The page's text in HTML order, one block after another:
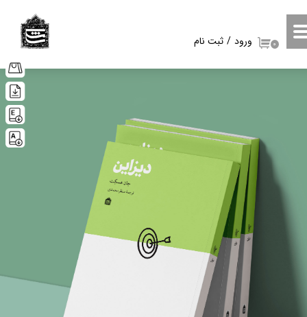
ورود / ثبت نام
حساب کاربری من
تغییر گذر واژه
خروج از حساب کاربری
۰